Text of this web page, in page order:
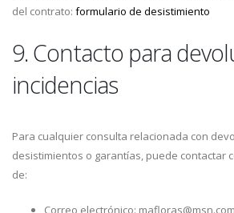
del contrato: formulario de desistimiento
9. Contacto para
incidencias
Para cualquier consulta relacionada con
desistimientos o garantías, puede contactar
de:
Correo electrónico: mafloras@msn.com